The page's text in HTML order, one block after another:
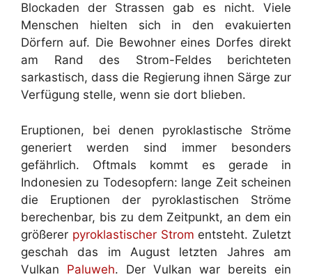
Blockaden der Strassen gab es nicht. Viele
Menschen hielten sich in den evakuierten
Dörfern auf. Die Bewohner eines Dorfes direkt
am Rand des Strom-Feldes berichteten
sarkastisch, dass die Regierung ihnen Särge zur
Verfügung stelle, wenn sie dort blieben.
Eruptionen, bei denen pyroklastische Ströme
generiert werden sind immer besonders
gefährlich. Oftmals kommt es gerade in
Indonesien zu Todesopfern: lange Zeit scheinen
die Eruptionen der pyroklastischen Ströme
berechenbar, bis zu dem Zeitpunkt, an dem ein
größerer pyroklastischer Strom entsteht. Zuletzt
geschah das im August letzten Jahres am
Vulkan Paluweh. Der Vulkan war bereits ein